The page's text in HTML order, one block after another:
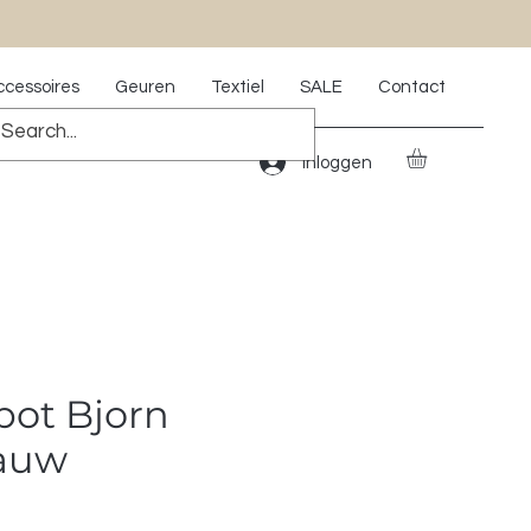
Geuren Textiel SALE Contact
Inloggen
Bjorn